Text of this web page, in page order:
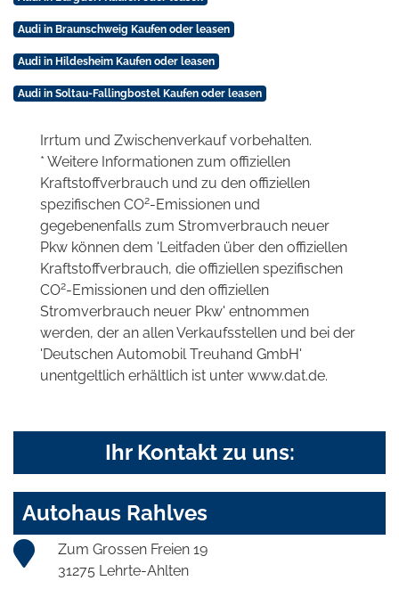
Audi in Braunschweig Kaufen oder leasen
Audi in Hildesheim Kaufen oder leasen
Audi in Soltau-Fallingbostel Kaufen oder leasen
Irrtum und Zwischenverkauf vorbehalten.
* Weitere Informationen zum offiziellen
Kraftstoffverbrauch und zu den offiziellen
spezifischen CO2-Emissionen und
gegebenenfalls zum Stromverbrauch neuer
Pkw können dem 'Leitfaden über den offiziellen
Kraftstoffverbrauch, die offiziellen spezifischen
CO2-Emissionen und den offiziellen
Stromverbrauch neuer Pkw' entnommen
werden, der an allen Verkaufsstellen und bei der
'Deutschen Automobil Treuhand GmbH'
unentgeltlich erhältlich ist unter www.dat.de.
Ihr Kontakt zu uns:
Autohaus Rahlves
Zum Grossen Freien 19
31275 Lehrte-Ahlten